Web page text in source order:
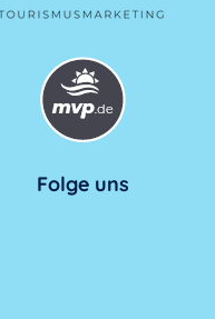
Folge uns